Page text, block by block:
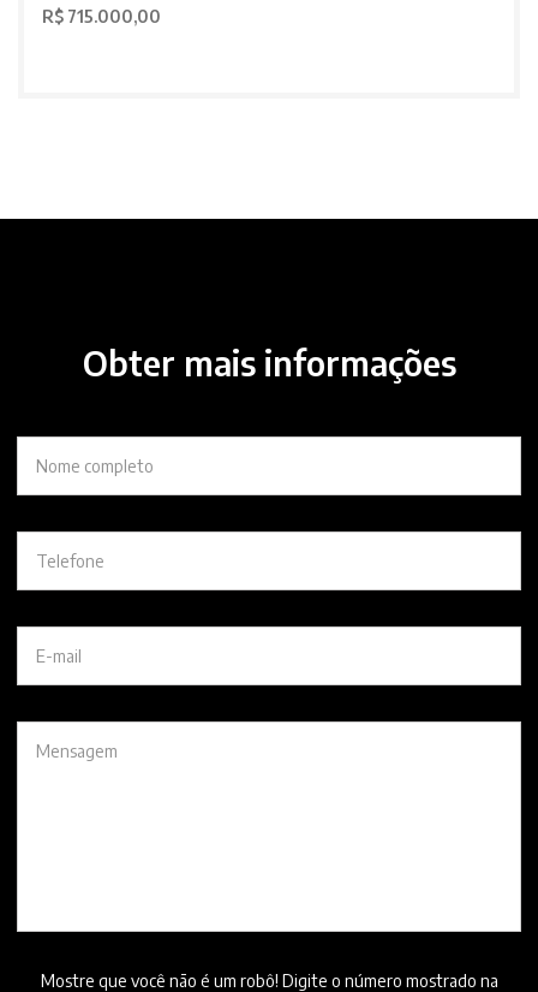
R$ 715.000,00
Obter mais informações
Mostre que você não é um robô! Digite o número mostrado na